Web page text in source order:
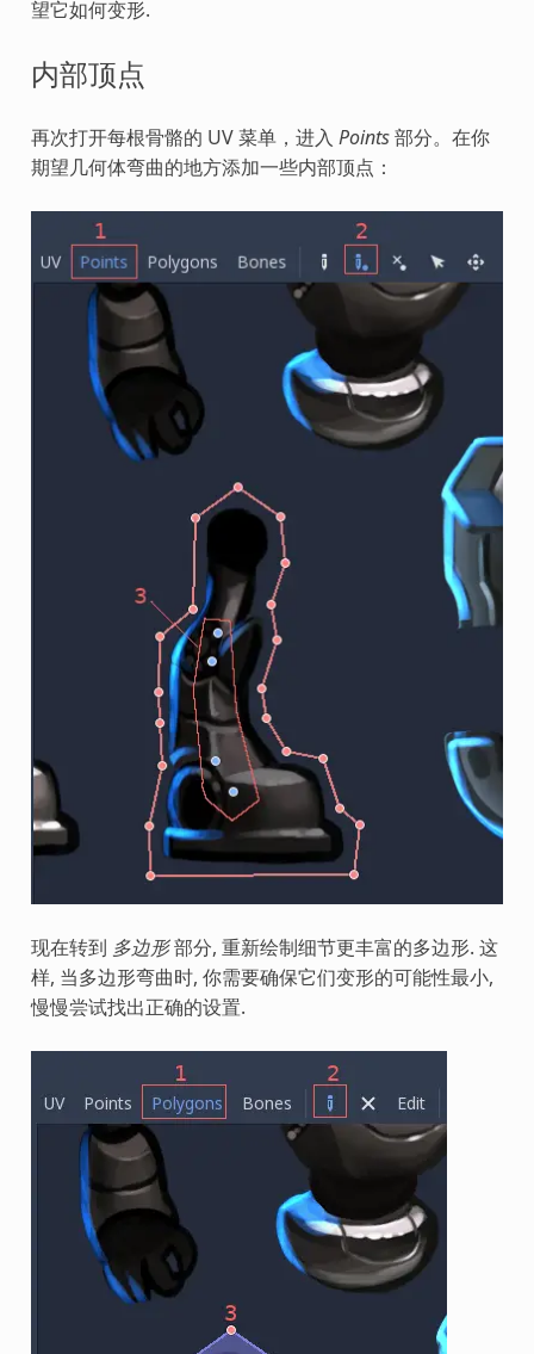
望它如何变形.
内部顶点
再次打开每根骨骼的 UV 菜单，进入 Points部分。在你
期望几何体弯曲的地方添加一些内部顶点：
现在转到 多边形部分, 重新绘制细节更丰富的多边形. 这
样, 当多边形弯曲时, 你需要确保它们变形的可能性最小,
慢慢尝试找出正确的设置.